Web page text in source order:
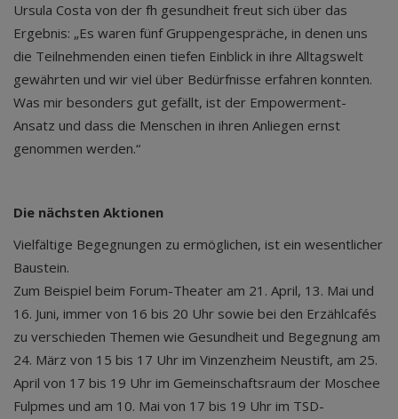
Ursula Costa von der fh gesundheit freut sich über das
Ergebnis: „Es waren fünf Gruppengespräche, in denen uns
die Teilnehmenden einen tiefen Einblick in ihre Alltagswelt
gewährten und wir viel über Bedürfnisse erfahren konnten.
Was mir besonders gut gefällt, ist der Empowerment-
Ansatz und dass die Menschen in ihren Anliegen ernst
genommen werden.“
Die nächsten Aktionen
Vielfältige Begegnungen zu ermöglichen, ist ein wesentlicher
Baustein.
Zum Beispiel beim Forum-Theater am 21. April, 13. Mai und
16. Juni, immer von 16 bis 20 Uhr sowie bei den Erzählcafés
zu verschieden Themen wie Gesundheit und Begegnung am
24. März von 15 bis 17 Uhr im Vinzenzheim Neustift, am 25.
April von 17 bis 19 Uhr im Gemeinschaftsraum der Moschee
Fulpmes und am 10. Mai von 17 bis 19 Uhr im TSD-